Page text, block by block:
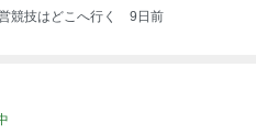
競技はどこへ行く 9日前